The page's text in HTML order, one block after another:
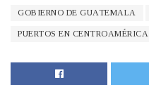
GOBIERNO DE GUATEMALA
PUERTOS EN CENTROAMÉRICA